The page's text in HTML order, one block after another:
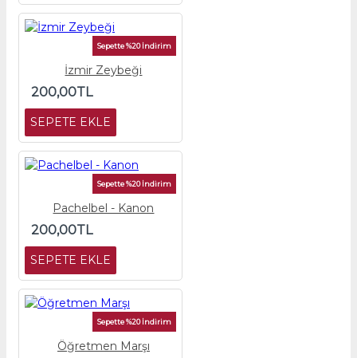
Sepette %20 İndirim
İzmir Zeybeği
200,00TL
SEPETE EKLE
Sepette %20 İndirim
Pachelbel - Kanon
200,00TL
SEPETE EKLE
Sepette %20 İndirim
Öğretmen Marşı